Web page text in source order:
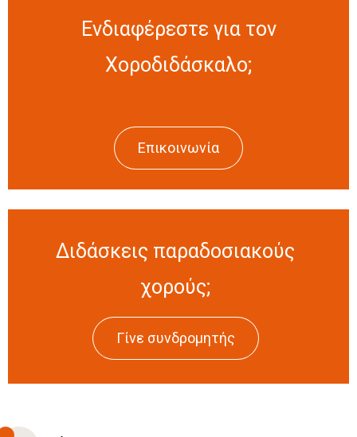
Ενδιαφέρεστε για τον
Χοροδιδάσκαλο;
Επικοινωνία
Διδάσκεις παραδοσιακούς
χορούς;
Γίνε συνδρομητής